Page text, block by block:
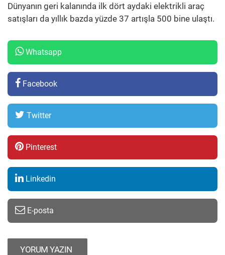
Dünyanın geri kalanında ilk dört aydaki elektrikli araç
satışları da yıllık bazda yüzde 37 artışla 500 bine ulaştı.
Whatsapp
Facebook
Twitter
Pinterest
Linkedin
E-posta
YORUM YAZIN